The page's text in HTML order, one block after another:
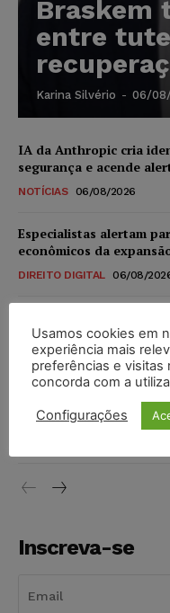
Braskem
entre
Karina Silvério - 06/
IA da Anthropic cria
segurança e acende
NOTÍCIAS 06/08/2026
Especialistas alertam
econômicos da
DIREITO DIGITAL 06/08/
invioláveis após
NOTÍCIAS 06/08/2026
STF inicia julgamento
proibição dos jogos de
Inscreva-se
Usamos cookies em
experiência mais
preferências e visitas
concorda com a
Configurações